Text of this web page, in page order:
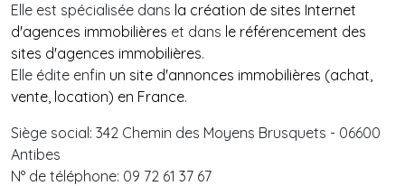
Elle est spécialisée dans la création de sites Internet
d'agences immobilières et dans le référencement des
sites d'agences immobilières.
Elle édite enfin un site d'annonces immobilières (achat,
vente, location) en France.
Siège social: 342 Chemin des Moyens Brusquets - 06600
Antibes
N° de téléphone: 09 72 61 37 67